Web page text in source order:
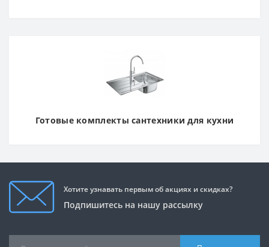
Готовые комплекты сантехники для кухни
Хотите узнавать первым об акциях и скидках?
Подпишитесь на нашу рассылку